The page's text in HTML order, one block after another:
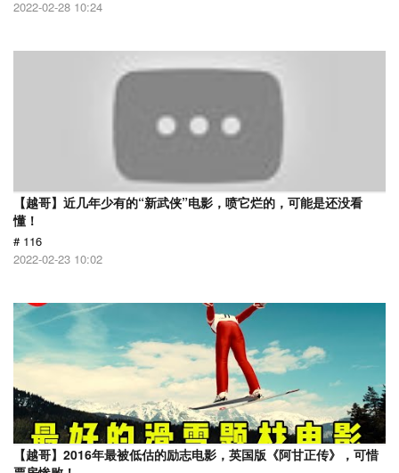
2022-02-28 10:24
【越哥】近几年少有的“新武侠”电影，喷它烂的，可能是还没看
懂！
# 116
2022-02-23 10:02
【越哥】2016年最被低估的励志电影，英国版《阿甘正传》，可惜